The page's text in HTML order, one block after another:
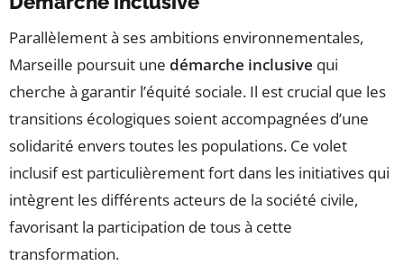
Parallèlement à ses ambitions environnementales,
Marseille poursuit une démarche inclusive qui
cherche à garantir l’équité sociale. Il est crucial que les
transitions écologiques soient accompagnées d’une
solidarité envers toutes les populations. Ce volet
inclusif est particulièrement fort dans les initiatives qui
intègrent les différents acteurs de la société civile,
favorisant la participation de tous à cette
transformation.